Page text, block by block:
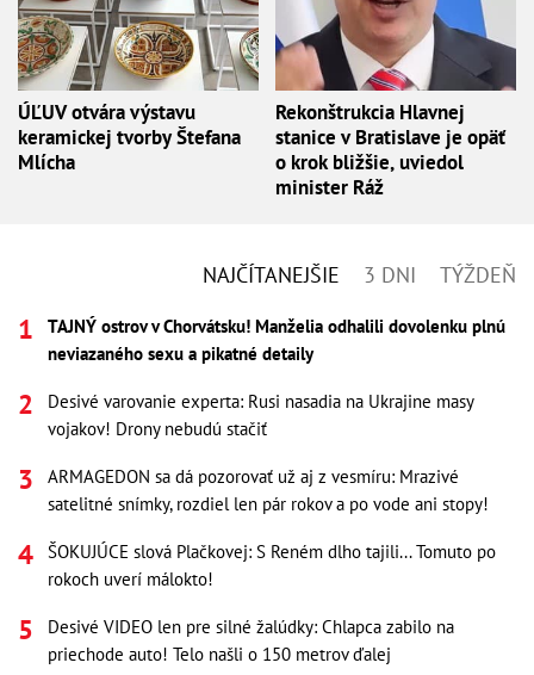
ÚĽUV otvára výstavu
keramickej tvorby Štefana
Mlícha
Rekonštrukcia Hlavnej
stanice v Bratislave je opäť
o krok bližšie, uviedol
minister Ráž
NAJČÍTANEJŠIE 3 DNI TÝŽDEŇ
TAJNÝ ostrov v Chorvátsku! Manželia odhalili dovolenku plnú
neviazaného sexu a pikatné detaily
Desivé varovanie experta: Rusi nasadia na Ukrajine masy
vojakov! Drony nebudú stačiť
ARMAGEDON sa dá pozorovať už aj z vesmíru: Mrazivé
satelitné snímky, rozdiel len pár rokov a po vode ani stopy!
ŠOKUJÚCE slová Plačkovej: S Reném dlho tajili... Tomuto po
rokoch uverí málokto!
Desivé VIDEO len pre silné žalúdky: Chlapca zabilo na
priechode auto! Telo našli o 150 metrov ďalej